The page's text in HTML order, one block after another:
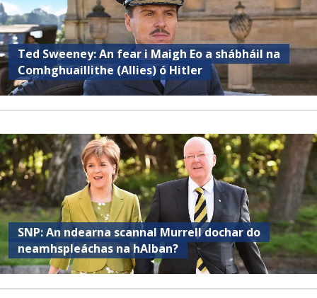
Ted Sweeney: An fear i Maigh Eo a shábháil na
Comhghuaillithe (Allies) ó Hitler
SNP: An ndearna scannal Murrell dochar do
neamhspleáchas na hAlban?